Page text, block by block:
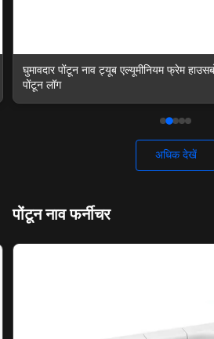
एल्यूमीनियम निर्माण और गोल डिजाइन के साथ
बोट ट्यूब
अधिक देखें
पोंटून नाव फर्नीचर